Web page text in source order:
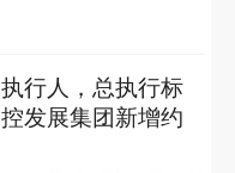
行人，总执行标
发展集团新增约